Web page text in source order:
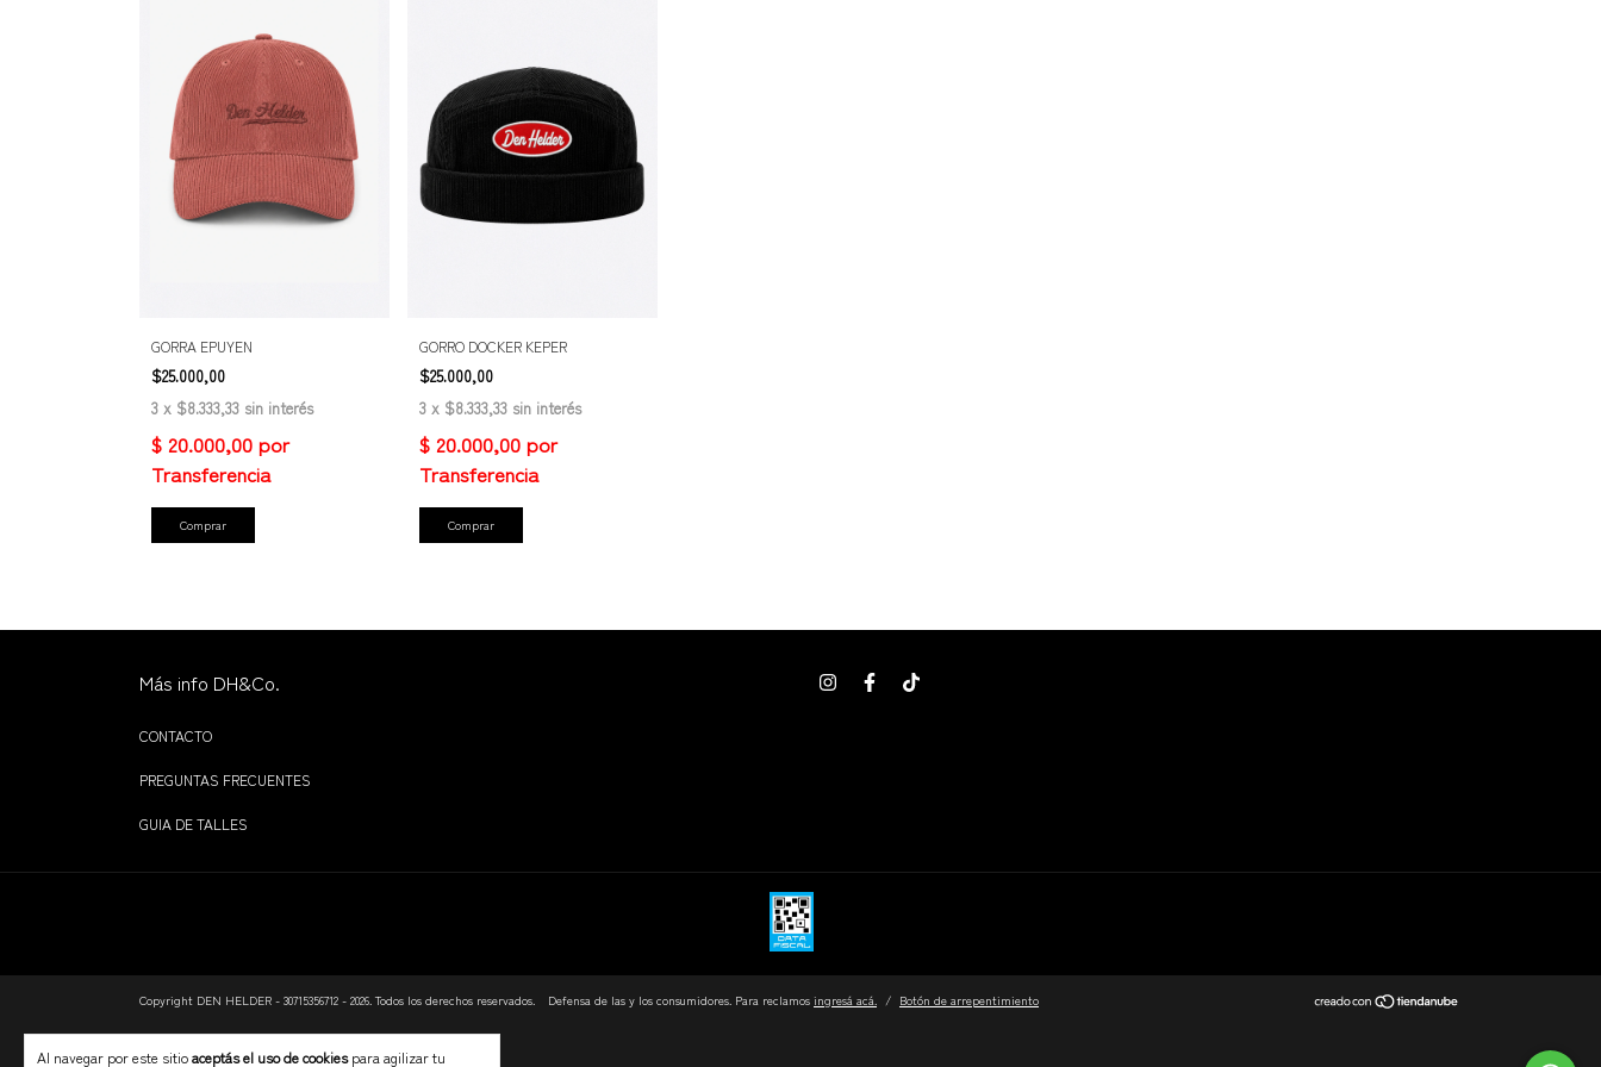
Al navegar por este sitioaceptás el uso de cookiespara agilizar tu
GORRA EPUYEN
$25.000,00
3 x $8.333,33 sin interés
Comprar
GORRO DOCKER KEPER
$25.000,00
3 x $8.333,33 sin interés
Comprar
Más info DH&Co.
CONTACTO
PREGUNTAS FRECUENTES
GUIA DE TALLES
Copyright DEN HELDER - 30715356712 - 2026. Todos los derechos reservados. Defensa de las y los consumidores. Para reclamos ingresá acá. / Botón de arrepentimiento